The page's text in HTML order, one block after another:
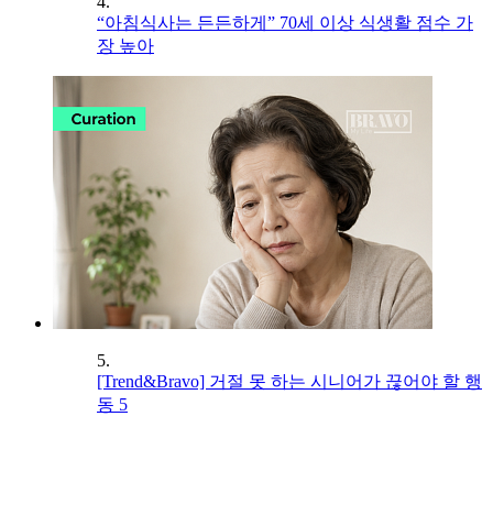
“아침식사는 든든하게” 70세 이상 식생활 점수 가
장 높아
5.
[Trend&Bravo] 거절 못 하는 시니어가 끊어야 할 행
동 5